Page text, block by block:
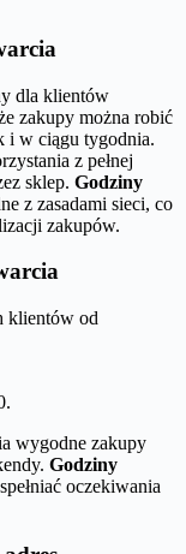
dla klientów
zakupy można robić
i w ciągu tygodnia.
z pełnej
sklep. Godziny
z zasadami sieci, co
zakupów.
klientów od
wygodne zakupy
Godziny
oczekiwania